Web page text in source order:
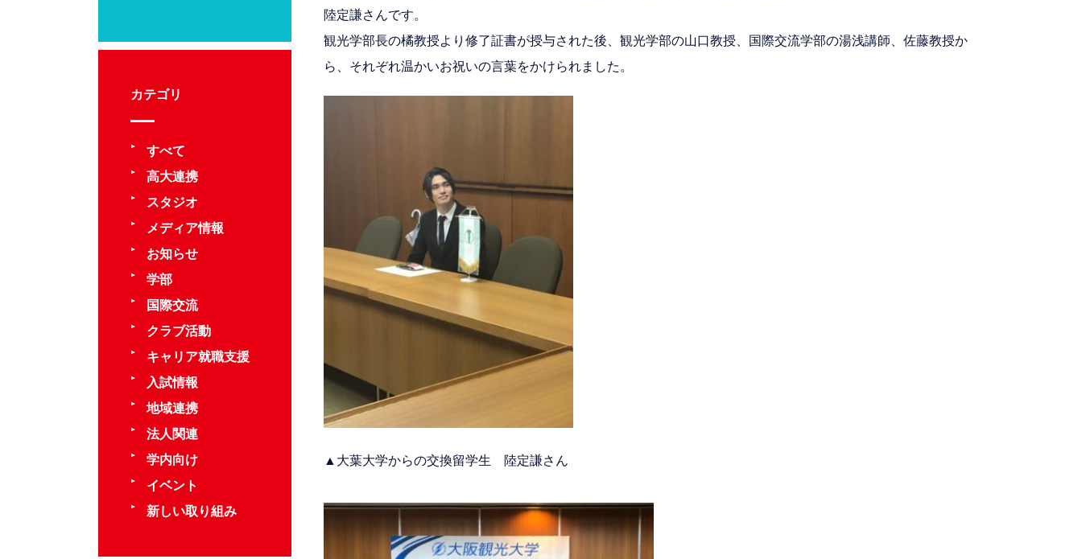
陸定謙さんです。
観光学部長の橘教授より修了証書が授与された後、観光学部の山口教授、国際交流学部の湯浅講師、佐藤教授か
ら、それぞれ温かいお祝いの言葉をかけられました。
▲大葉大学からの交換留学生 陸定謙さん
カテゴリ
すべて
高大連携
スタジオ
メディア情報
お知らせ
学部
国際交流
クラブ活動
キャリア就職支援
入試情報
地域連携
法人関連
学内向け
イベント
新しい取り組み